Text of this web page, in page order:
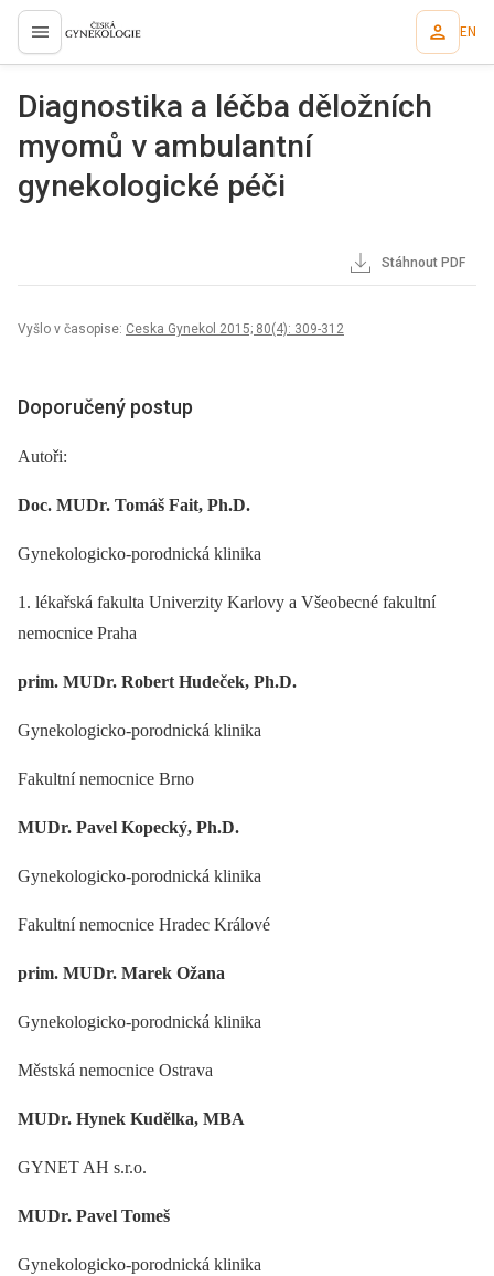
proLékaře.cz EN
Diagnostika a léčba děložních
myomů v ambulantní
gynekologické péči
Stáhnout PDF
Vyšlo v časopise: Ceska Gynekol 2015; 80(4): 309-312
Doporučený postup
Autoři:
Doc. MUDr. Tomáš Fait, Ph.D.
Gynekologicko-porodnická klinika
1. lékařská fakulta Univerzity Karlovy a Všeobecné fakultní
nemocnice Praha
prim. MUDr. Robert Hudeček, Ph.D.
Gynekologicko-porodnická klinika
Fakultní nemocnice Brno
MUDr. Pavel Kopecký, Ph.D.
Gynekologicko-porodnická klinika
Fakultní nemocnice Hradec Králové
prim. MUDr. Marek Ožana
Gynekologicko-porodnická klinika
Městská nemocnice Ostrava
MUDr. Hynek Kudělka, MBA
GYNET AH s.r.o.
MUDr. Pavel Tomeš
Gynekologicko-porodnická klinika